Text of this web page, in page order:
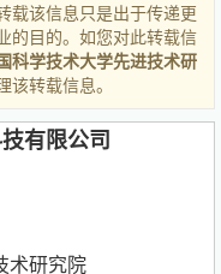
载该信息只是出于传递更
的目的。如您对此转载信
科学技术大学先进技术研
该转载信息。
有限公司
术研究院